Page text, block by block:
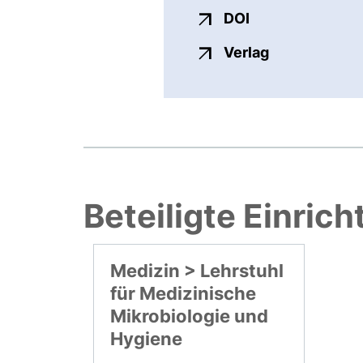
DOI
Verlagexterner
Beteiligte
Medizin > Lehrstuhl
für Medizinische
Mikrobiologie und
Hygiene